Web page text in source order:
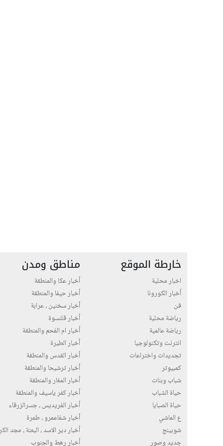
خارطة الموقع
اخبار محلية
أخبار الكورونا
فن
رياضة محلية
رياضة عالمية
انترنت وتكنولوجيا
تجديدات واختراعات
كمبيوتر
شباب وبنات
حياة الشباب
حياة الصبايا
ع الماشي
شوبينج
جديد وصور
مناطق ومدن
أخبار عكا والمنطقة
أخبار حيفا والمنطقة
أخبار سخنين ، عرابة
أخبار قلنسوة
أخبار ام الفحم والمنطقة
أخبار الطيرة
أخبار القدس والمنطقة
أخبار ترشيحا والمنطقة
أخبار المغار والمنطقة
أخبار كفر ياسيف والمنطقة
أخبار الفريديس ، جسرالزرقاء
أخبار شفاعمرو ، طمرة
أخبار دير الاسد ، البعنة ، مجد
أخبار رهط والجنوب